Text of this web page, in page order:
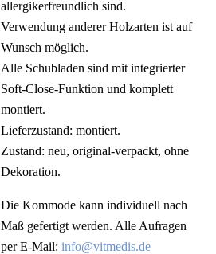
allergikerfreundlich sind.
Verwendung anderer Holzarten ist auf
Wunsch möglich.
Alle Schubladen sind mit integrierter
Soft-Close-Funktion und komplett
montiert.
Lieferzustand: montiert.
Zustand: neu, original-verpackt, ohne
Dekoration.
Die Kommode kann individuell nach
Maß gefertigt werden. Alle Aufragen
per E-Mail:info@vitmedis.de